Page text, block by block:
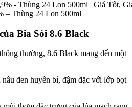
– Thùng 24 Lon 500ml
Bia Sói 8.6 Black
thường, 8.6 Black mang đến một
nâu đen huyền bí, đậm đặc với lớp bọt